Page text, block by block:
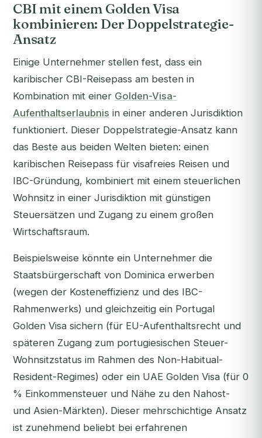
CBI mit einem Golden Visa
kombinieren: Der Doppelstrategie-
Ansatz
Einige Unternehmer stellen fest, dass ein
karibischer CBI-Reisepass am besten in
Kombination mit einer Golden-Visa-
Aufenthaltserlaubnis in einer anderen Jurisdiktion
funktioniert. Dieser Doppelstrategie-Ansatz kann
das Beste aus beiden Welten bieten: einen
karibischen Reisepass für visafreies Reisen und
IBC-Gründung, kombiniert mit einem steuerlichen
Wohnsitz in einer Jurisdiktion mit günstigen
Steuersätzen und Zugang zu einem großen
Wirtschaftsraum.
Beispielsweise könnte ein Unternehmer die
Staatsbürgerschaft von Dominica erwerben
(wegen der Kosteneffizienz und des IBC-
Rahmenwerks) und gleichzeitig ein Portugal
Golden Visa sichern (für EU-Aufenthaltsrecht und
späteren Zugang zum portugiesischen Steuer-
Wohnsitzstatus im Rahmen des Non-Habitual-
Resident-Regimes) oder ein UAE Golden Visa (für 0
% Einkommensteuer und Nähe zu den Nahost-
und Asien-Märkten). Dieser mehrschichtige Ansatz
ist zunehmend beliebt bei erfahrenen